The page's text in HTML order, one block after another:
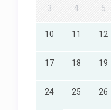
3 4 5
10 11 12
17 18 19
24 25 26